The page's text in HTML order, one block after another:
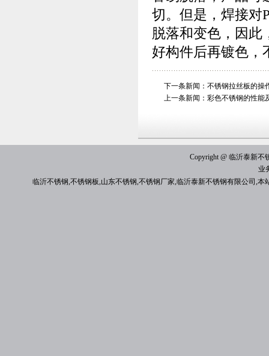
切。但是，焊接对
脱落和变色，因此
好构件后再镀色，
下一条新闻： 不锈钢拉丝板的操
上一条新闻： 彩色不锈钢的性能
Copyright @ 临沂泰新不
业
临沂不锈钢,不锈钢板,山东不锈钢,不锈钢厂家,临沂泰新不锈钢有限公司,本